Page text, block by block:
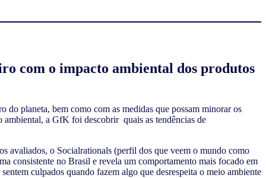
com o impacto ambiental dos produtos
planeta, bem como com as medidas que possam minorar os
ambiental, a GfK foi descobrir quais as tendências de
avaliados, o Socialrationals (perfil dos que veem o mundo como
consistente no Brasil e revela um comportamento mais focado em
culpados quando fazem algo que desrespeita o meio ambiente